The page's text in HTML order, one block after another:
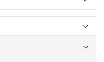
выдачи